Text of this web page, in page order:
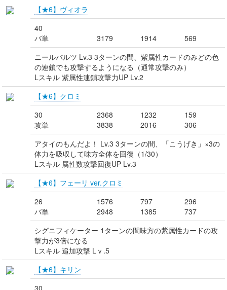
【★6】ヴィオラ
40
バ単
3179 1914
569
ニールバルツ Lv.3 3ターンの間、紫属性カードのみどの色
の連鎖でも攻撃するようになる（通常攻撃のみ）
Lスキル 紫属性連鎖攻撃力UP Lv.2
【★6】クロミ
30
攻単
2368
3838
1232
2016
159
306
アタイのもんだよ！ Lv.3 3ターンの間、「こうげき」×3の
体力を吸収して味方全体を回復（1/30）
Lスキル 属性数攻撃回復UP Lv.3
【★6】フェーリ ver.クロミ
26
バ単
1576
2948
797
1385
296
737
シグニフィケーター 1ターンの間味方の紫属性カードの攻
撃力が3倍になる
Lスキル 追加攻撃 Lｖ.5
【★6】キリン
30